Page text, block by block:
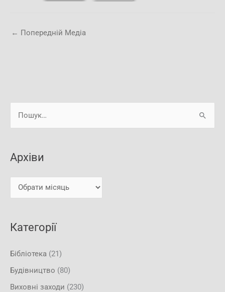
← Попередній Медіа
а
т
Архіви
Категорії
Бібліотека (21)
Будівництво (80)
Виховні заходи (230)